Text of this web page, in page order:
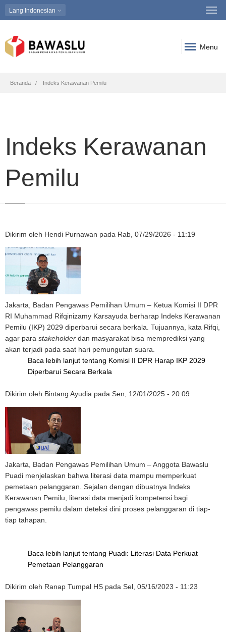
Lang Indonesian
Menu
Breadcrumb
Beranda Indeks Kerawanan Pemilu
Indeks Kerawanan
Pemilu
Dikirim oleh Hendi Purnawan pada Rab, 07/29/2026 - 11:19
Jakarta, Badan Pengawas Pemilihan Umum – Ketua Komisi II DPR
RI Muhammad Rifqinizamy Karsayuda berharap Indeks Kerawanan
Pemilu (IKP) 2029 diperbarui secara berkala. Tujuannya, kata Rifqi,
agar para stakeholder dan masyarakat bisa memprediksi yang
akan terjadi pada saat hari pemungutan suara.
Baca lebih lanjut tentang Komisi II DPR Harap IKP 2029
Diperbarui Secara Berkala
Dikirim oleh Bintang Ayudia pada Sen, 12/01/2025 - 20:09
Jakarta, Badan Pengawas Pemilihan Umum – Anggota Bawaslu
Puadi menjelaskan bahwa literasi data mampu memperkuat
pemetaan pelanggaran. Sejalan dengan dibuatnya Indeks
Kerawanan Pemilu, literasi data menjadi kompetensi bagi
pengawas pemilu dalam deteksi dini proses pelanggaran di tiap-
tiap tahapan.
Baca lebih lanjut tentang Puadi: Literasi Data Perkuat
Pemetaan Pelanggaran
Dikirim oleh Ranap Tumpal HS pada Sel, 05/16/2023 - 11:23